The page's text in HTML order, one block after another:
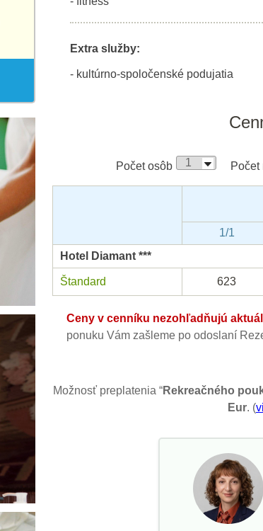
Extra služby:
- kultúrno-spoločenské podujatia
Počet osôb Počet
1/1
Hotel Diamant ***
Štandard 623
Ceny v cenníku nezohľadňujú
ponuku Vám zašleme po odoslaní
Možnosť preplatenia “Rekreačného
Eur. (